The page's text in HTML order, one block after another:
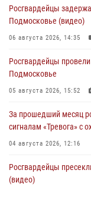
Росгвардейцы
Подмосковье (видео)
06 августа 2026, 14:35
Росгвардейцы
Подмосковье
05 августа 2026, 15:52
За прошедший месяц
сигналам «Тревога» с
04 августа 2026, 12:16
Росгвардейцы
(видео)